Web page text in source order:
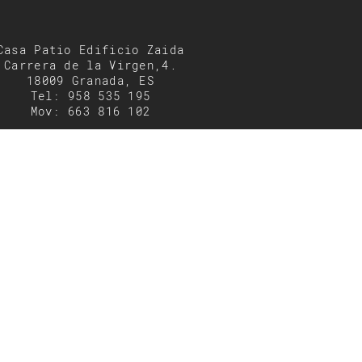
Patio Edificio Zaida
Carrera de la Virgen,4.
18009 Granada, ES
Tel: 958 535 195
Mov: 663 816 102